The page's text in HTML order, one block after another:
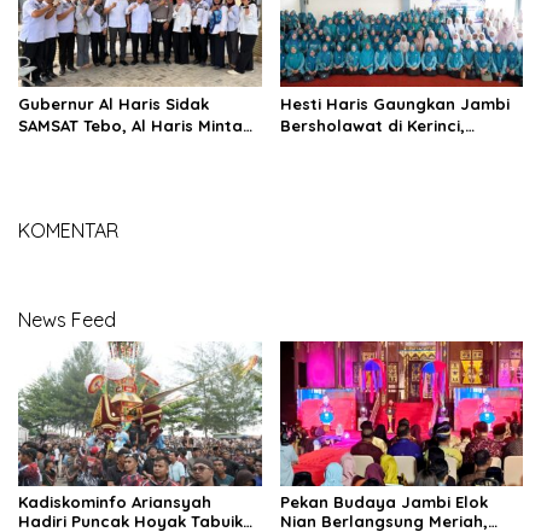
Gubernur Al Haris Sidak
SAMSAT Tebo, Al Haris Minta
Hesti Haris Gaungkan Jambi
Bersholawat di Kerinci,
KOMENTAR
News Feed
Kadiskominfo Ariansyah
Hadiri Puncak Hoyak Tabuik
Pekan Budaya Jambi Elok
Nian Berlangsung Meriah,